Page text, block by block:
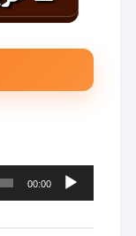
پخش‌کننده
صوت
00:00